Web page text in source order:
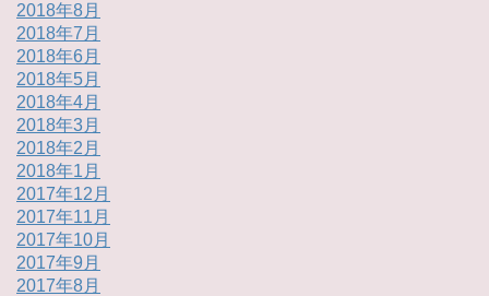
2018年8月
2018年7月
2018年6月
2018年5月
2018年4月
2018年3月
2018年2月
2018年1月
2017年12月
2017年11月
2017年10月
2017年9月
2017年8月